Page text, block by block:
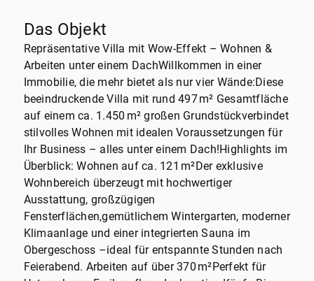
Das Objekt
Repräsentative Villa mit Wow-Effekt – Wohnen &
Arbeiten unter einem DachWillkommen in einer
Immobilie, die mehr bietet als nur vier Wände:Diese
beeindruckende Villa mit rund 497 m² Gesamtfläche
auf einem ca. 1.450 m² großen Grundstückverbindet
stilvolles Wohnen mit idealen Voraussetzungen für
Ihr Business – alles unter einem Dach!Highlights im
Überblick: Wohnen auf ca. 121 m²Der exklusive
Wohnbereich überzeugt mit hochwertiger
Ausstattung, großzügigen
Fensterflächen,gemütlichem Wintergarten, moderner
Klimaanlage und einer integrierten Sauna im
Obergeschoss –ideal für entspannte Stunden nach
Feierabend. Arbeiten auf über 370 m²Perfekt für